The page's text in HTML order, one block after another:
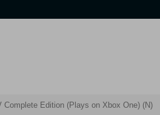
Complete Edition (Plays on Xbox One) (N)